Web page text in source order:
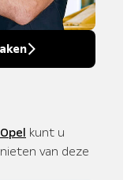
kunt u
van deze